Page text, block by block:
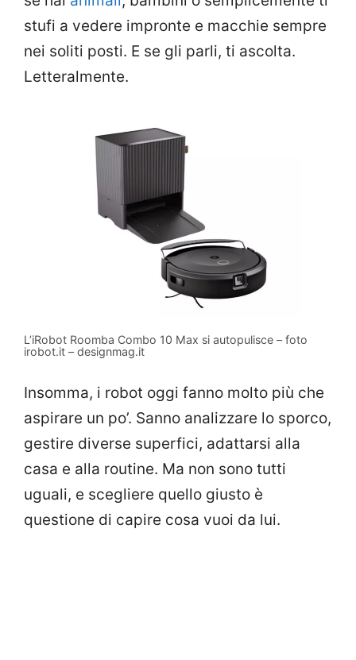
stufi a vedere impronte e macchie sempre
nei soliti posti. E se gli parli, ti ascolta.
Letteralmente.
L’iRobot Roomba Combo 10 Max si autopulisce – foto
irobot.it – designmag.it
Insomma, i robot oggi fanno molto più che
aspirare un po’. Sanno analizzare lo sporco,
gestire diverse superfici, adattarsi alla
casa e alla routine. Ma non sono tutti
uguali, e scegliere quello giusto è
questione di capire cosa vuoi da lui.